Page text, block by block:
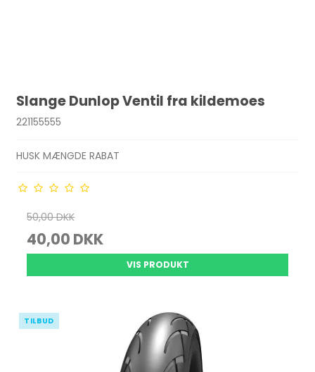
Slange Dunlop Ventil fra kildemoes
221155555
HUSK MÆNGDE RABAT
50,00 DKK
40,00 DKK
VIS PRODUKT
TILBUD